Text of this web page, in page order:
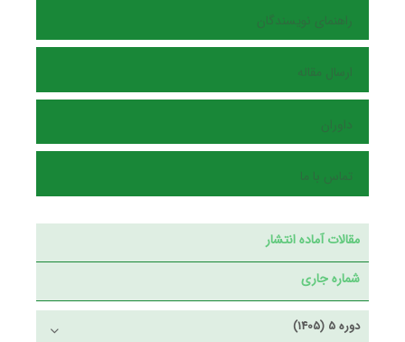
راهنمای نویسندگان
ارسال مقاله
داوران
تماس با ما
مقالات آماده انتشار
شماره جاری
دوره 5 (1405)